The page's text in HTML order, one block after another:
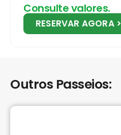
Consulte valores.
RESERVAR AGORA >
Outros Passeios: